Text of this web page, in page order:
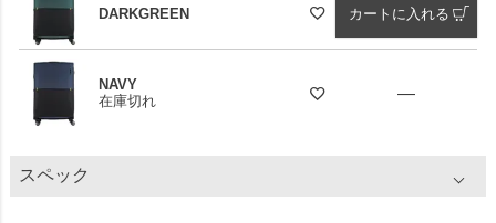
DARKGREEN カートに入れる
NAVY
在庫切れ
—
スペック